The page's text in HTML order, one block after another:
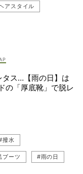
アスタイル
タス…【雨の日】は
の「厚底靴」で脱レ
撥水
ブーツ #雨の日